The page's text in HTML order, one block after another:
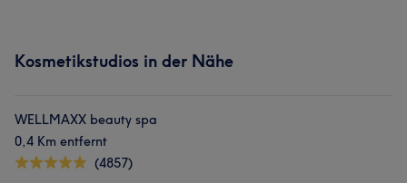
Kosmetikstudios in der Nähe
WELLMAXX beauty spa
0,4 Km entfernt
(4857)